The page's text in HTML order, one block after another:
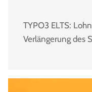
TYPO3 ELTS:
Verlängerung des